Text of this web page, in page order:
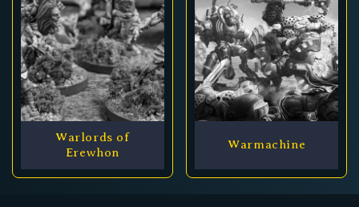
Warlords of
Erewhon
Warmachine